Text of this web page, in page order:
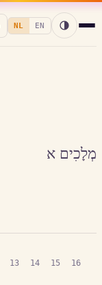
NL EN
מְלָכִים א
13 14 15
16